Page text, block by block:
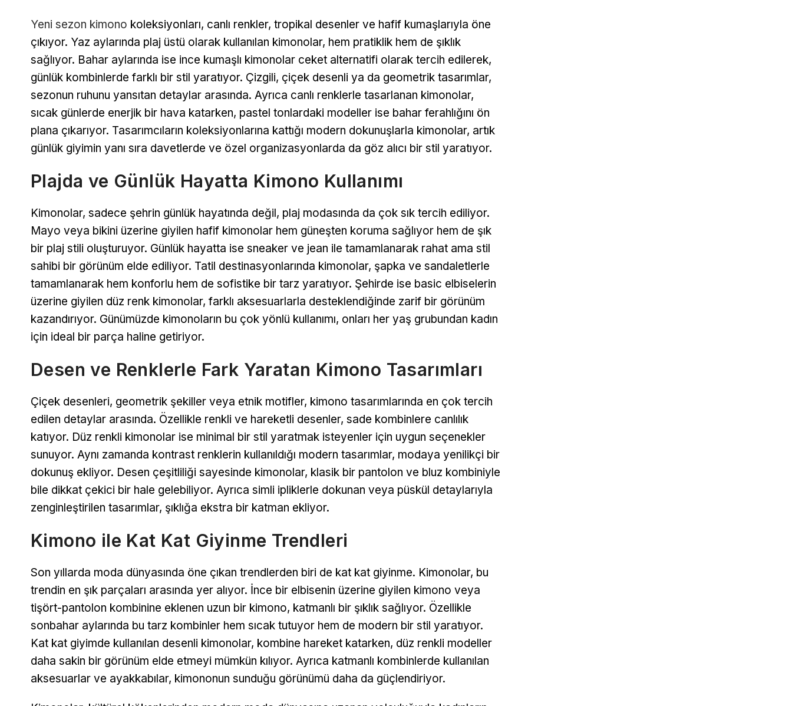
Yeni sezon kimono koleksiyonları, canlı renkler, tropikal desenler ve hafif kumaşlarıyla öne
çıkıyor. Yaz aylarında plaj üstü olarak kullanılan kimonolar, hem pratiklik hem de şıklık
sağlıyor. Bahar aylarında ise ince kumaşlı kimonolar ceket alternatifi olarak tercih edilerek,
günlük kombinlerde farklı bir stil yaratıyor. Çizgili, çiçek desenli ya da geometrik tasarımlar,
sezonun ruhunu yansıtan detaylar arasında. Ayrıca canlı renklerle tasarlanan kimonolar,
sıcak günlerde enerjik bir hava katarken, pastel tonlardaki modeller ise bahar ferahlığını ön
plana çıkarıyor. Tasarımcıların koleksiyonlarına kattığı modern dokunuşlarla kimonolar, artık
günlük giyimin yanı sıra davetlerde ve özel organizasyonlarda da göz alıcı bir stil yaratıyor.
Plajda ve Günlük Hayatta Kimono Kullanımı
Kimonolar, sadece şehrin günlük hayatında değil, plaj modasında da çok sık tercih ediliyor.
Mayo veya bikini üzerine giyilen hafif kimonolar hem güneşten koruma sağlıyor hem de şık
bir plaj stili oluşturuyor. Günlük hayatta ise sneaker ve jean ile tamamlanarak rahat ama stil
sahibi bir görünüm elde ediliyor. Tatil destinasyonlarında kimonolar, şapka ve sandaletlerle
tamamlanarak hem konforlu hem de sofistike bir tarz yaratıyor. Şehirde ise basic elbiselerin
üzerine giyilen düz renk kimonolar, farklı aksesuarlarla desteklendiğinde zarif bir görünüm
kazandırıyor. Günümüzde kimonoların bu çok yönlü kullanımı, onları her yaş grubundan kadın
için ideal bir parça haline getiriyor.
Desen ve Renklerle Fark Yaratan Kimono Tasarımları
Çiçek desenleri, geometrik şekiller veya etnik motifler, kimono tasarımlarında en çok tercih
edilen detaylar arasında. Özellikle renkli ve hareketli desenler, sade kombinlere canlılık
katıyor. Düz renkli kimonolar ise minimal bir stil yaratmak isteyenler için uygun seçenekler
sunuyor. Aynı zamanda kontrast renklerin kullanıldığı modern tasarımlar, modaya yenilikçi bir
dokunuş ekliyor. Desen çeşitliliği sayesinde kimonolar, klasik bir pantolon ve bluz kombiniyle
bile dikkat çekici bir hale gelebiliyor. Ayrıca simli ipliklerle dokunan veya püskül detaylarıyla
zenginleştirilen tasarımlar, şıklığa ekstra bir katman ekliyor.
Kimono ile Kat Kat Giyinme Trendleri
Son yıllarda moda dünyasında öne çıkan trendlerden biri de kat kat giyinme. Kimonolar, bu
trendin en şık parçaları arasında yer alıyor. İnce bir elbisenin üzerine giyilen kimono veya
tişört-pantolon kombinine eklenen uzun bir kimono, katmanlı bir şıklık sağlıyor. Özellikle
sonbahar aylarında bu tarz kombinler hem sıcak tutuyor hem de modern bir stil yaratıyor.
Kat kat giyimde kullanılan desenli kimonolar, kombine hareket katarken, düz renkli modeller
daha sakin bir görünüm elde etmeyi mümkün kılıyor. Ayrıca katmanlı kombinlerde kullanılan
aksesuarlar ve ayakkabılar, kimononun sunduğu görünümü daha da güçlendiriyor.